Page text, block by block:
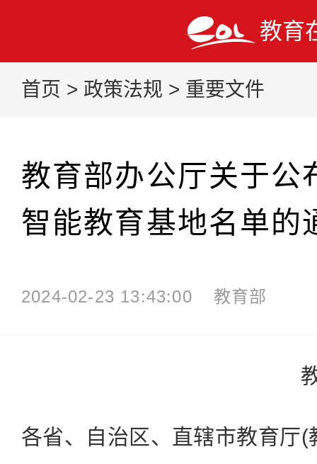
教育
首页 > 政策法规 > 重要文件
教育部办公厅关于公
智能教育基地名单的
2024-02-23 13:43:00 教育部
各省、自治区、直辖市教育厅